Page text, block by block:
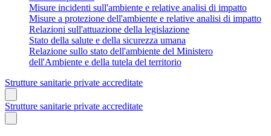
Misure incidenti sull'ambiente e relative analisi di impatto
Misure a protezione dell'ambiente e relative analisi di impatto
Relazioni sull'attuazione della legislazione
Stato della salute e della sicurezza umana
Relazione sullo stato dell'ambiente del Ministero
dell'Ambiente e della tutela del territorio
Strutture sanitarie private accreditate
Strutture sanitarie private accreditate